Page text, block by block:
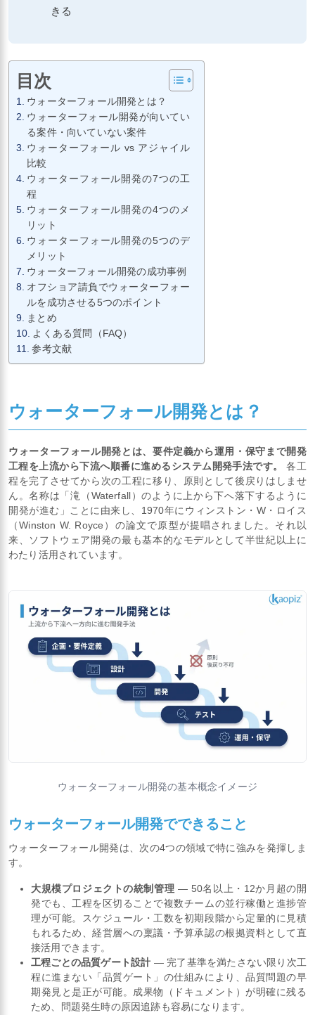
きる
目次
ウォーターフォール開発とは？
ウォーターフォール開発が向いてい
る案件・向いていない案件
ウォーターフォール vs アジャイル
比較
ウォーターフォール開発の7つの工
程
ウォーターフォール開発の4つのメ
リット
ウォーターフォール開発の5つのデ
メリット
ウォーターフォール開発の成功事例
オフショア請負でウォーターフォー
ルを成功させる5つのポイント
まとめ
よくある質問（FAQ）
参考文献
ウォーターフォール開発とは？
ウォーターフォール開発とは、要件定義から運用・保守まで開発
工程を上流から下流へ順番に進めるシステム開発手法です。
各工
程を完了させてから次の工程に移り、原則として後戻りはしませ
ん。名称は「滝（Waterfall）のように上から下へ落下するように
開発が進む」ことに由来し、1970年にウィンストン・W・ロイス
（Winston W. Royce）の論文で原型が提唱されました。それ以
来、ソフトウェア開発の最も基本的なモデルとして半世紀以上に
わたり活用されています。
ウォーターフォール開発の基本概念イメージ
ウォーターフォール開発でできること
ウォーターフォール開発は、次の4つの領域で特に強みを発揮しま
す。
大規模プロジェクトの統制管理 — 50名以上・12か月超の開
発でも、工程を区切ることで複数チームの並行稼働と進捗管
理が可能。スケジュール・工数を初期段階から定量的に見積
もれるため、経営層への稟議・予算承認の根拠資料として直
接活用できます。
工程ごとの品質ゲート設計 — 完了基準を満たさない限り次工
程に進まない「品質ゲート」の仕組みにより、品質問題の早
期発見と是正が可能。成果物（ドキュメント）が明確に残る
ため、問題発生時の原因追跡も容易になります。